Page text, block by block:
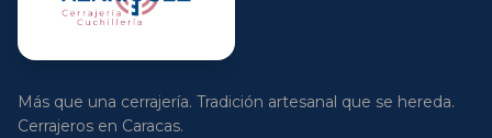
Más que una cerrajería. Tradición artesanal que se hereda.
Cerrajeros en Caracas.